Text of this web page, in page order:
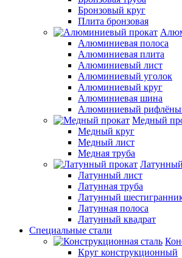
Бронзовый круг
Плита бронзовая
Алюминиевая полоса
Алюминиевая плита
Алюминиевый лист
Алюминиевый уголок
Алюминиевый круг
Алюминиевая шина
Алюминиевый
Медный
Медный круг
Медный лист
Медная труба
Латунный лист
Латунная труба
Латунный
Латунная полоса
Латунный квадрат
Специальные стали
Круг конструкционный